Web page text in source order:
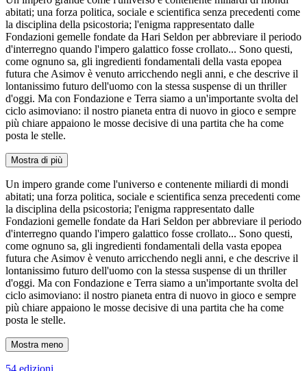
abitati; una forza politica, sociale e scientifica senza precedenti come
la disciplina della psicostoria; l'enigma rappresentato dalle
Fondazioni gemelle fondate da Hari Seldon per abbreviare il periodo
d'interregno quando l'impero galattico fosse crollato... Sono questi,
come ognuno sa, gli ingredienti fondamentali della vasta epopea
futura che Asimov è venuto arricchendo negli anni, e che descrive il
lontanissimo futuro dell'uomo con la stessa suspense di un thriller
d'oggi. Ma con Fondazione e Terra siamo a un'importante svolta del
ciclo asimoviano: il nostro pianeta entra di nuovo in gioco e sempre
più chiare appaiono le mosse decisive di una partita che ha come
posta le stelle.
Mostra di più
Un impero grande come l'universo e contenente miliardi di mondi
abitati; una forza politica, sociale e scientifica senza precedenti come
la disciplina della psicostoria; l'enigma rappresentato dalle
Fondazioni gemelle fondate da Hari Seldon per abbreviare il periodo
d'interregno quando l'impero galattico fosse crollato... Sono questi,
come ognuno sa, gli ingredienti fondamentali della vasta epopea
futura che Asimov è venuto arricchendo negli anni, e che descrive il
lontanissimo futuro dell'uomo con la stessa suspense di un thriller
d'oggi. Ma con Fondazione e Terra siamo a un'importante svolta del
ciclo asimoviano: il nostro pianeta entra di nuovo in gioco e sempre
più chiare appaiono le mosse decisive di una partita che ha come
posta le stelle.
Mostra meno
54 edizioni